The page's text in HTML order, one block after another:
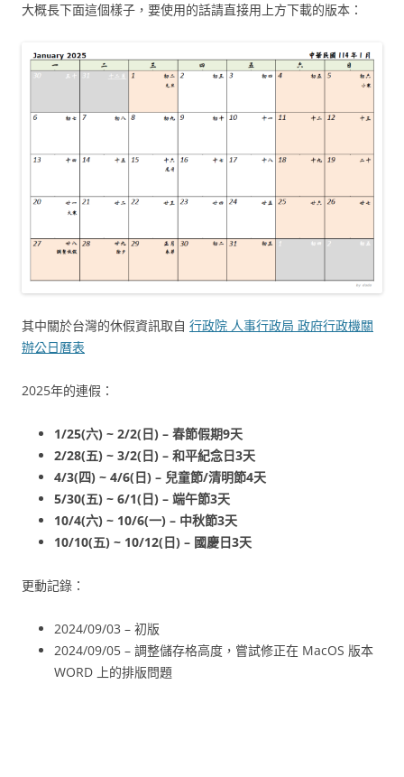
大概長下面這個樣子，要使用的話請直接用上方下載的版本：
其中關於台灣的休假資訊取自 行政院 人事行政局 政府行政機關
辦公日曆表
2025年的連假：
1/25(六) ~ 2/2(日) – 春節假期9天
2/28(五) ~ 3/2(日) – 和平紀念日3天
4/3(四) ~ 4/6(日) – 兒童節/清明節4天
5/30(五) ~ 6/1(日) – 端午節3天
10/4(六) ~ 10/6(一) – 中秋節3天
10/10(五) ~ 10/12(日) – 國慶日3天
更動記錄：
2024/09/03 – 初版
2024/09/05 – 調整儲存格高度，嘗試修正在 MacOS 版本
WORD 上的排版問題